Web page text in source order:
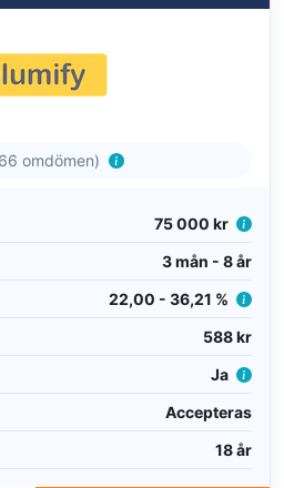
omdömen)
75 000 kr
3 mån - 8 år
22,00 - 36,21 %
588 kr
Ja
Accepteras
18 år